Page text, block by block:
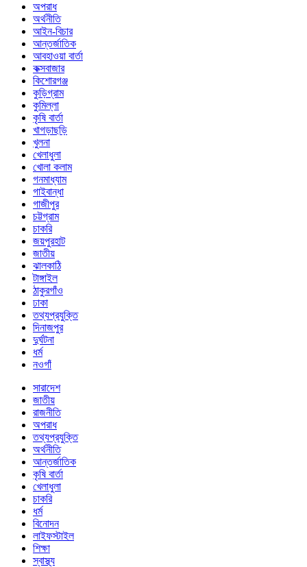
অপরাধ
অর্থনীতি
আইন-বিচার
আন্তর্জাতিক
আবহাওয়া বার্তা
কক্সবাজার
কিশোরগঞ্জ
কুড়িগ্রাম
কুমিল্লা
কৃষি বার্তা
খাগড়াছড়ি
খুলনা
খেলাধুলা
খোলা কলাম
গনমাধ্যাম
গাইবান্ধা
গাজীপুর
চট্টগ্রাম
চাকরি
জয়পুরহাট
জাতীয়
ঝালকাঠি
টাঙ্গাইল
ঠাকুরগাঁও
ঢাকা
তথ্যপ্রযুক্তি
দিনাজপুর
দুর্ঘটনা
ধর্ম
নওগাঁ
সারাদেশ
জাতীয়
রাজনীতি
অপরাধ
তথ্যপ্রযুক্তি
অর্থনীতি
আন্তর্জাতিক
কৃষি বার্তা
খেলাধুলা
চাকরি
ধর্ম
বিনোদন
লাইফস্টাইল
শিক্ষা
স্বাস্থ্য